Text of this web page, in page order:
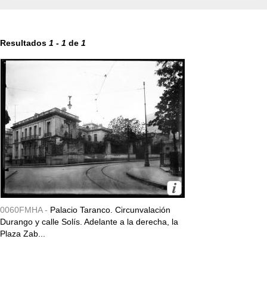
Resultados 1 - 1 de 1
0060FMHA - Palacio Taranco. Circunvalación
Durango y calle Solís. Adelante a la derecha, la
Plaza Zab...